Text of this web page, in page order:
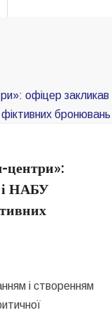
центри»:
і НАБУ
і створенням